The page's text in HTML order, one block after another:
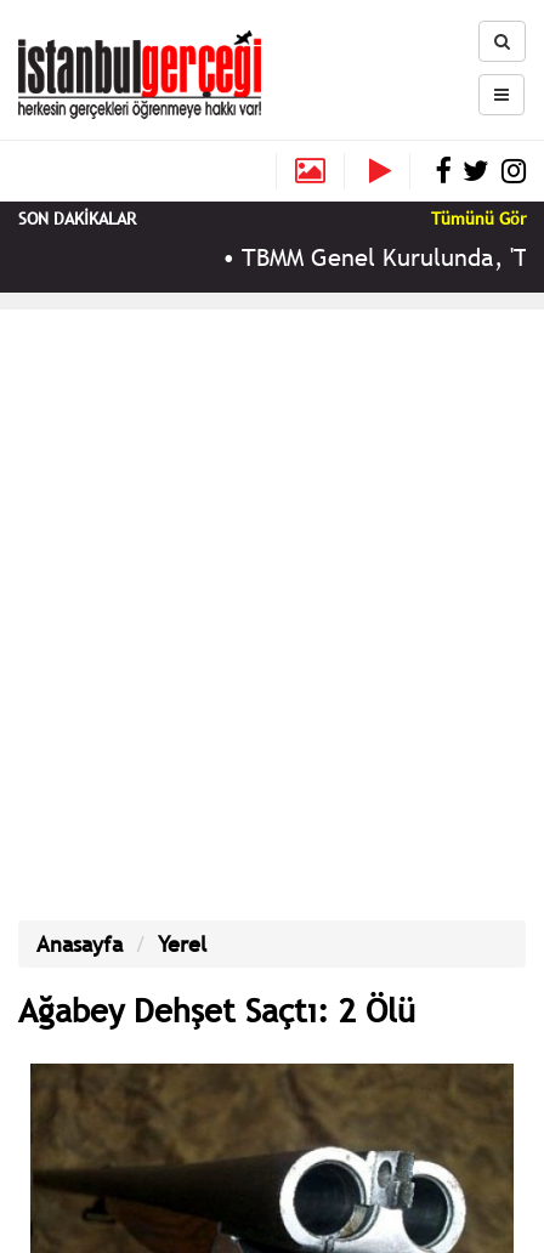
SON DAKİKALAR Tümünü Gör
TBMM Genel Kurulunda,
Anasayfa Yerel
Ağabey Dehşet Saçtı: 2 Ölü